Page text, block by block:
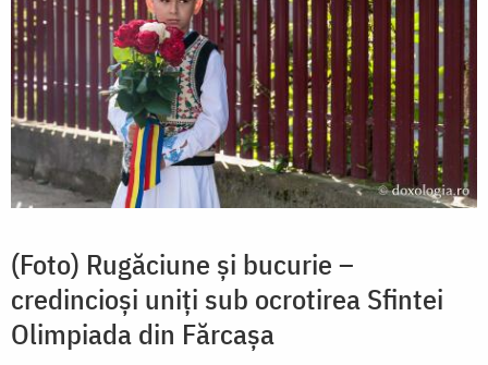
(Foto) Rugăciune și bucurie –
credincioși uniți sub ocrotirea Sfintei
Olimpiada din Fărcașa